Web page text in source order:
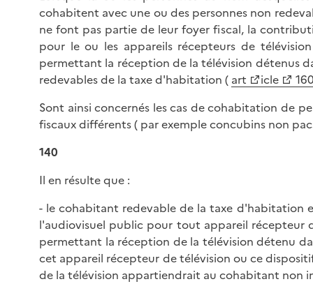
cohabitent avec une ou des personnes non
ne font pas partie de leur foyer fiscal, la
pour le ou les appareils récepteurs de
permettant la réception de la télévision détenus
redevables de la taxe d'habitation ( art icle
Sont ainsi concernés les cas de cohabitation de
fiscaux différents ( par exemple concubins non
140
Il en résulte que :
- le cohabitant redevable de la taxe d'habitation
l'audiovisuel public pour tout appareil récepteur
permettant la réception de la télévision détenu
cet appareil récepteur de télévision ou ce
de la télévision appartiendrait au cohabitant non